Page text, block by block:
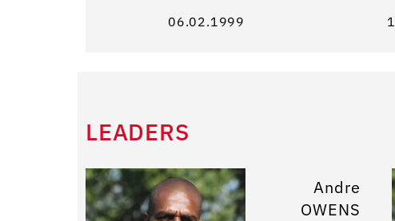
06.02.1999
LEADERS
Andre
OWENS